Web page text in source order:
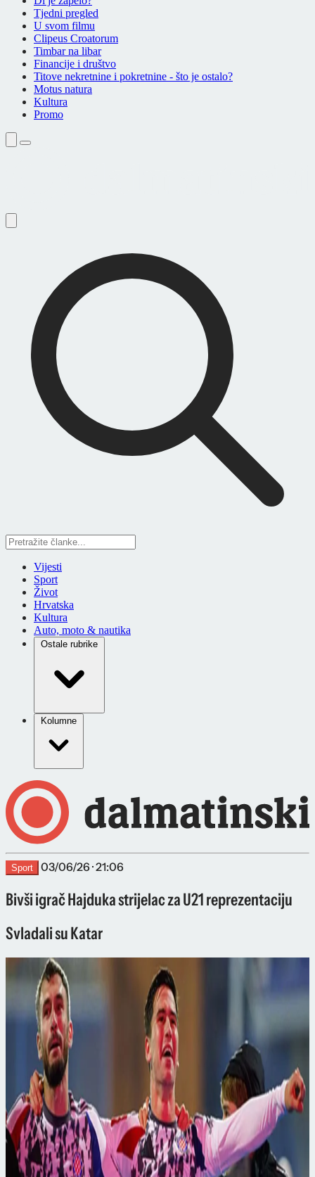
Tjedni pregled
U svom filmu
Clipeus Croatorum
Timbar na libar
Financije i društvo
Titove nekretnine i pokretnine - što je ostalo?
Motus natura
Kultura
Promo
Vijesti
Sport
Život
Hrvatska
Kultura
Auto, moto & nautika
Ostale rubrike
Kolumne
Sport 03/06/26 · 21:06
Bivši igrač Hajduka strijelac za U21 reprezentaciju
Svladali su Katar